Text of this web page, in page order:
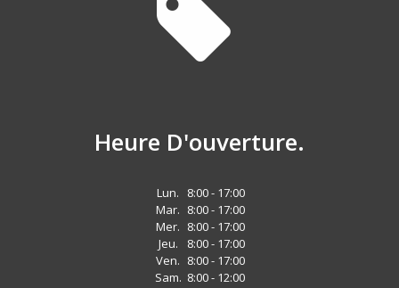
Heure D'ouverture.
Lun.
8:00 - 17:00
Mar. 8:00 - 17:00
Mer. 8:00 - 17:00
Jeu.
8:00 - 17:00
Ven. 8:00 - 17:00
Sam. 8:00 - 12:00